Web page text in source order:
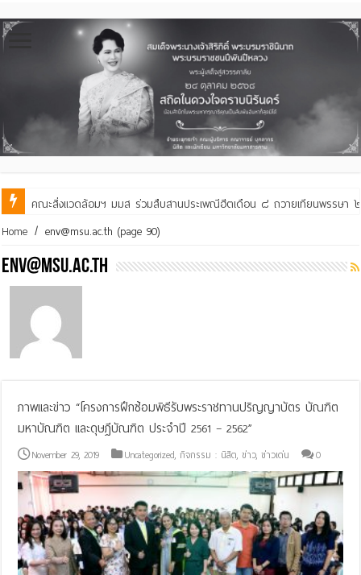
คณะสิ่งแวดล้อมฯ มมส ร่วมสืบสานประเพณีฮีตเดือน ๘ ถวายเทียนพรรษา ๒
Home / env@msu.ac.th (page 90)
env@msu.ac.th
ภาพและข่าว “โครงการฝึกซ้อมพิธีรับพระราชทานปริญญาบัตร บัณฑิต
มหาบัณฑิต และดุษฎีบัณฑิต ประจำปี 2561 – 2562”
November 29, 2019 Uncategorized,กิจกรรม : นิสิต,ข่าว,ข่าวเด่น 0